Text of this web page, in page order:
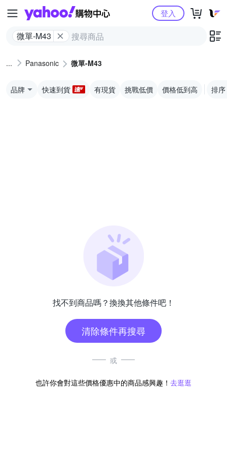
Yahoo購物中心
微單-M43
登入
Panasonic 微單-M43
品牌 快速到貨 有現貨 挑戰低價 價格低到高 排序
找不到商品嗎？換換其他條件吧！
清除條件再搜尋
或
也許你會對這些價格優惠中的商品感興趣！ 去逛逛